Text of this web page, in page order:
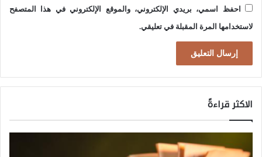
ج
ي
ة
ا
احفظ اسمي، بريدي الإلكتروني، والموقع الإلكتروني في هذا المتصفح
لاستخدامها المرة المقبلة في تعليقي.
الاكثر قراءةً